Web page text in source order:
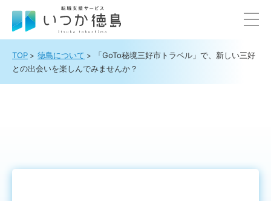
TOP 徳島について
「GoTo秘境三好市トラベル」で、新しい三好
との出会いを楽しんでみませんか？